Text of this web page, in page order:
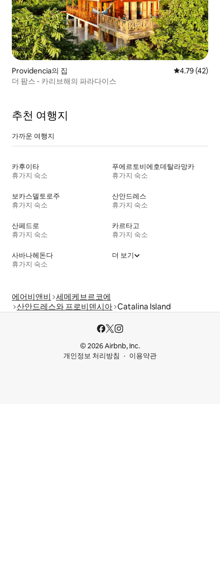
Providencia의 집 평점 4.79점
4.79 (42)
더 팜스 - 카리브해의 파라다이스
추천 여행지
가까운 여행지
카후이타
휴가지 숙소
푸에르토비에호데탈라망카
휴가지 숙소
보카스델토로주
휴가지 숙소
산안드레스
휴가지 숙소
산페드로
휴가지 숙소
카르타고
휴가지 숙소
사바나헤돈다
휴가지 숙소
더 보기
에어비앤비 세메케브르코에
산안드레스와 프로비덴시아 Catalina Island
© 2026 Airbnb, Inc.
개인정보 처리방침
이용약관